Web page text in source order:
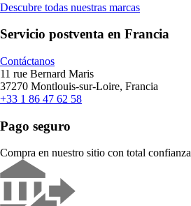
Descubre todas nuestras marcas
Servicio postventa en Francia
Contáctanos
11 rue Bernard Maris
37270 Montlouis-sur-Loire, Francia
+33 1 86 47 62 58
Pago seguro
Compra en nuestro sitio con total confianza